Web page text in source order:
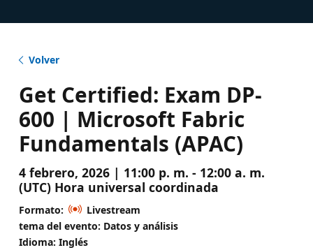
Volver
Get Certified: Exam DP-
600 | Microsoft Fabric
Fundamentals (APAC)
4 febrero, 2026 | 11:00 p. m. - 12:00 a. m.
(UTC) Hora universal coordinada
Formato:
Livestream
tema del evento: Datos y análisis
Idioma: Inglés